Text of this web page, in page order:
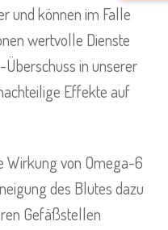
und können im Falle
wertvolle Dienste
in unserer
Effekte auf
Wirkung von Omega-6
des Blutes dazu
Gefäßstellen